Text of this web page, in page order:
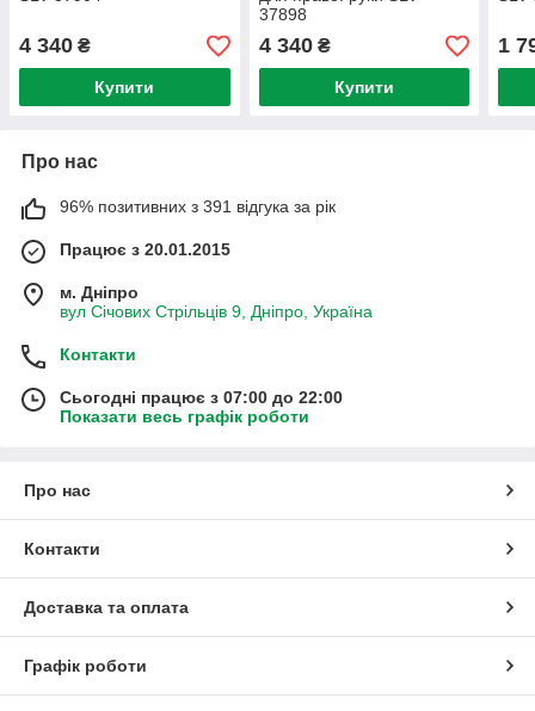
4 340 ₴
Купити
37898
4 340₴
Купити
1
Про нас
96% позитивних з 391 відгука за рік
Працює з 20.01.2015
м. Дніпро
вул Січових Стрільців 9, Дніпро, Україна
Контакти
Сьогодні працює з 07:00 до 22:00
Показати весь графік роботи
Про нас
Контакти
Доставка та оплата
Графік роботи